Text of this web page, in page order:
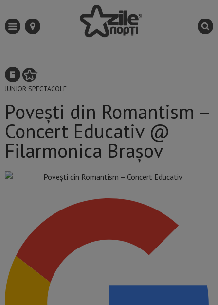
JUNIOR SPECTACOLE
Povești din Romantism –
Concert Educativ @
Filarmonica Brașov